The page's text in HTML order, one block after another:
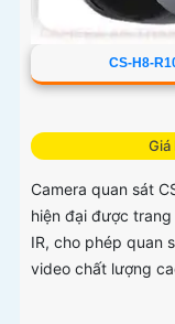
CS-H8-
Camera quan sát
hiện đại được
IR, cho phép quan
video chất lượng